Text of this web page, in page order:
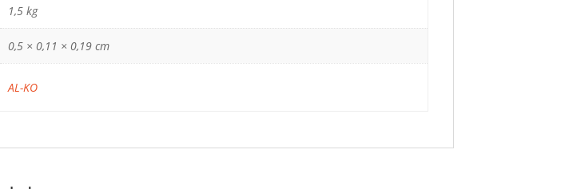
1,5 kg
0,5 × 0,11 × 0,19 cm
AL-KO